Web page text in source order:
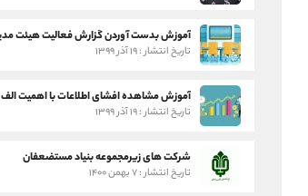
آموزش بدست آوردن گزارش فعالیت هیئت
تاریخ انتشار : ۱۹ آذر ۱۳۹۹
آموزش مشاهده افشای اطلاعات با اهمیت
تاریخ انتشار : ۱۹ آذر ۱۳۹۹
شرکت های زیرمجموعه بنیاد مستضعفان
تاریخ انتشار : ۷ بهمن ۱۴۰۰